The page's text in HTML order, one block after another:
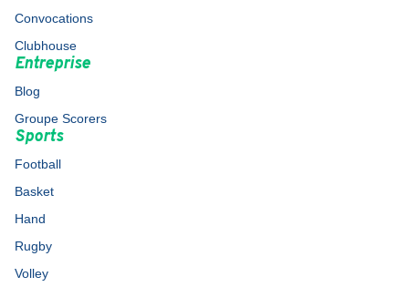
Convocations
Clubhouse
Entreprise
Blog
Groupe Scorers
Sports
Football
Basket
Hand
Rugby
Volley